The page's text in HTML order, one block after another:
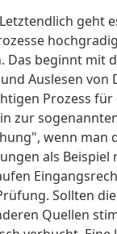
geht
Das beginnt mit
Auslesen von
Prozess
zur
wenn man
als Beispiel
Sollten
Quellen